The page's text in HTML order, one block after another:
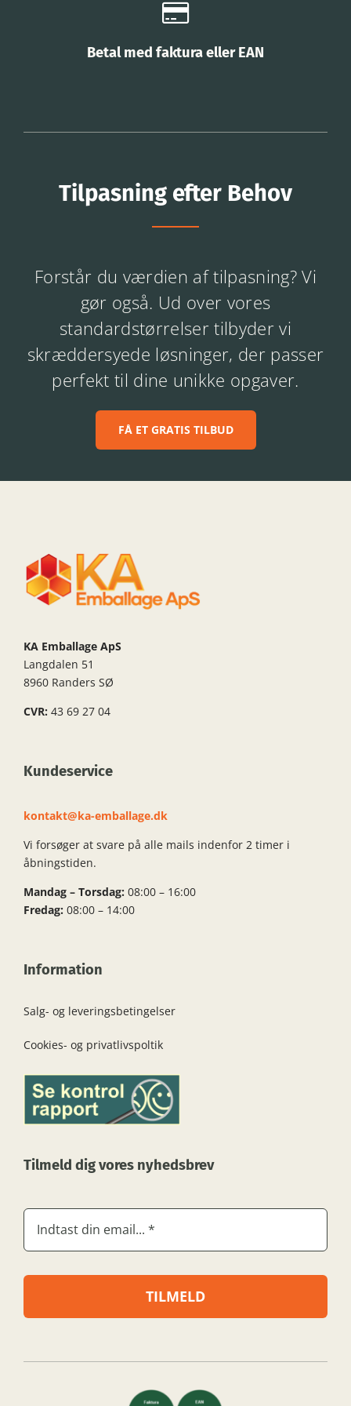
Betal med faktura eller EAN
Tilpasning efter Behov
Forstår du værdien af tilpasning? Vi
gør også. Ud over vores
standardstørrelser tilbyder vi
skræddersyede løsninger, der passer
perfekt til dine unikke opgaver.
FÅ ET GRATIS TILBUD
KA Emballage ApS
Langdalen 51
8960 Randers SØ
CVR: 43 69 27 04
Kundeservice
kontakt@ka-emballage.dk
Vi forsøger at svare på alle mails indenfor 2 timer i
åbningstiden.
Mandag – Torsdag: 08:00 – 16:00
Fredag: 08:00 – 14:00
Information
Salg- og leveringsbetingelser
Cookies- og privatlivspoltik
Tilmeld dig vores nyhedsbrev
TILMELD